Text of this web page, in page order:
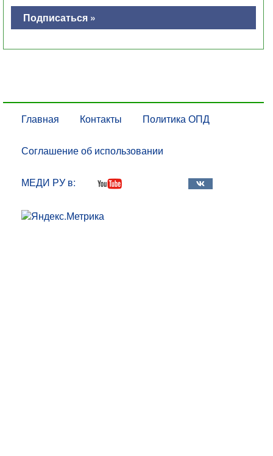
Подписаться »
Главная Контакты Политика ОПД
Соглашение об использовании
МЕДИ РУ в: